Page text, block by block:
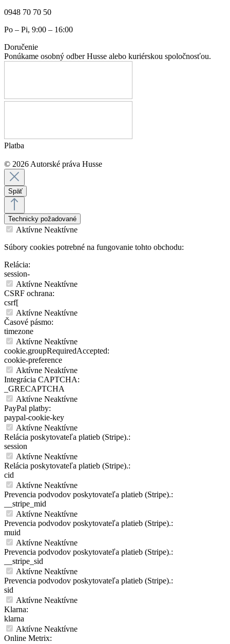
0948 70 70 50
Po – Pi, 9:00 – 16:00
Doručenie
Ponúkame osobný odber Husse alebo kuriérskou spoločnosťou.
Platba
© 2026 Autorské práva Husse
Späť
Technicky požadované
Aktívne Neaktívne
Súbory cookies potrebné na fungovanie tohto obchodu:
Relácia:
session-
Aktívne Neaktívne
CSRF ochrana:
csrf[
Aktívne Neaktívne
Časové pásmo:
timezone
Aktívne Neaktívne
cookie.groupRequiredAccepted:
cookie-preference
Aktívne Neaktívne
Integrácia CAPTCHA:
_GRECAPTCHA
Aktívne Neaktívne
PayPal platby:
paypal-cookie-key
Aktívne Neaktívne
Relácia poskytovateľa platieb (Stripe).:
session
Aktívne Neaktívne
Relácia poskytovateľa platieb (Stripe).:
cid
Aktívne Neaktívne
Prevencia podvodov poskytovateľa platieb (Stripe).:
__stripe_mid
Aktívne Neaktívne
Prevencia podvodov poskytovateľa platieb (Stripe).:
muid
Aktívne Neaktívne
Prevencia podvodov poskytovateľa platieb (Stripe).:
__stripe_sid
Aktívne Neaktívne
Prevencia podvodov poskytovateľa platieb (Stripe).:
sid
Aktívne Neaktívne
Klarna:
klarna
Aktívne Neaktívne
Online Metrix: